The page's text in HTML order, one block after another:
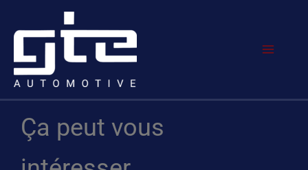
Menu
Ça peut vous